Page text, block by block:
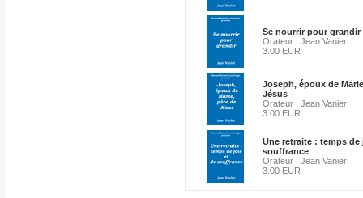
Se nourrir pour grandir
Orateur : Jean Vanier
3.00 EUR
Joseph, époux de
Jésus
Orateur : Jean Vanier
3.00 EUR
Une retraite : temps de
souffrance
Orateur : Jean Vanier
3.00 EUR